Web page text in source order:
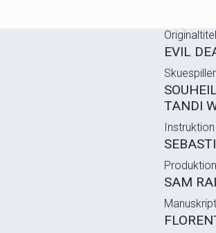
Originaltitel
EVIL
TANDI
Instruktion
Produktion
SAM
Manuskript